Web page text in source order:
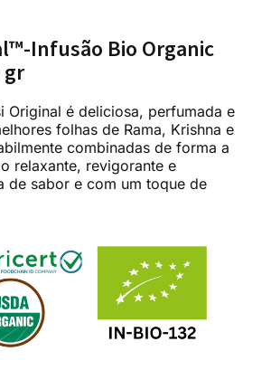
Infusão Bio Organic
gr
Original é deliciosa, perfumada e
folhas de Rama, Krishna e
combinadas de forma a
relaxante, revigorante e
de sabor e com um toque de